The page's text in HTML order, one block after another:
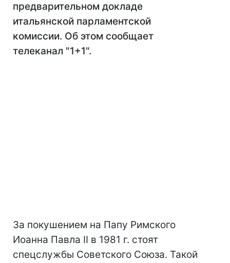
предварительном докладе
итальянской парламентской
комиссии. Об этом сообщает
телеканал "1+1".
За покушением на Папу Римского
Иоанна Павла II в 1981 г. стоят
спецслужбы Советского Союза. Такой